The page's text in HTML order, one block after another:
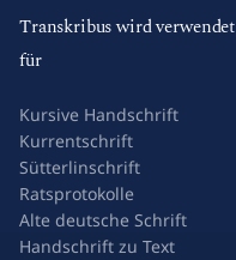
Transkribus wird verwendet
für
Kursive Handschrift
Kurrentschrift
Sütterlinschrift
Ratsprotokolle
Alte deutsche Schrift
Handschrift zu Text